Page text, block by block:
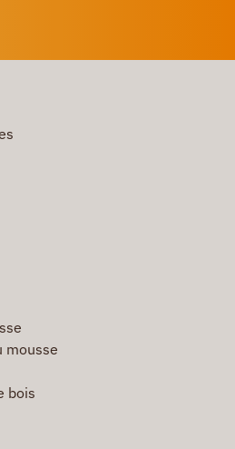
mousse
bois